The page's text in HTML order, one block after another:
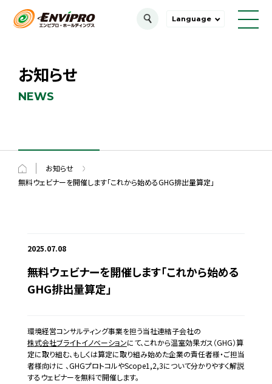
Language
お知らせ
NEWS
お知らせ
無料ウェビナーを開催します「これから始めるGHG排出量算定」
2025.07.08
無料ウェビナーを開催します「これから始める
GHG排出量算定」
環境経営コンサルティング事業を担う当社連結子会社の
株式会社ブライトイノベーションにて、これから温室効果ガス（GHG）算
定に取り組む、もしくは算定に取り組み始めた企業の責任者様・ご担当
者様向けに 、GHGプロトコルやScope1,2,3について分かりやすく解説
するウェビナーを無料で開催します。